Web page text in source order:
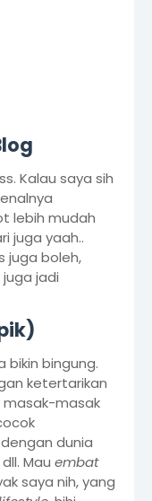
Kalau saya sih
lebih mudah
juga yaah..
juga boleh,
jadi
bikin bingung.
ketertarikan
masak-masak
dunia
Mau embat
saya nih, yang